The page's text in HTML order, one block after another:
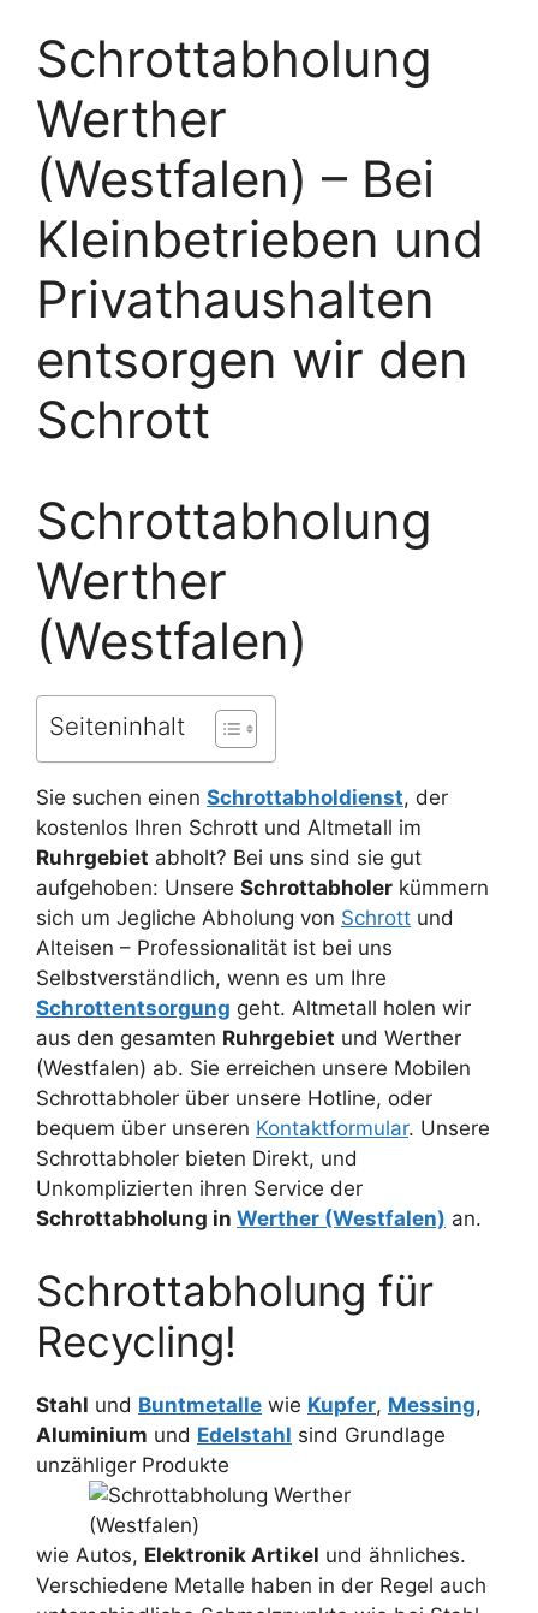
Schrottabholung
Werther
(Westfalen) – Bei
Kleinbetrieben und
Privathaushalten
entsorgen wir den
Schrott
Schrottabholung
Werther
(Westfalen)
Seiteninhalt
Sie suchen einen Schrottabholdienst, der
kostenlos Ihren Schrott und Altmetall im
Ruhrgebiet abholt? Bei uns sind sie gut
aufgehoben: Unsere Schrottabholer kümmern
sich um Jegliche Abholung von Schrott und
Alteisen – Professionalität ist bei uns
Selbstverständlich, wenn es um Ihre
Schrottentsorgung geht. Altmetall holen wir
aus den gesamten Ruhrgebiet und Werther
(Westfalen) ab. Sie erreichen unsere Mobilen
Schrottabholer über unsere Hotline, oder
bequem über unseren Kontaktformular. Unsere
Schrottabholer bieten Direkt, und
Unkomplizierten ihren Service der
Schrottabholung in Werther (Westfalen) an.
Schrottabholung für
Recycling!
Stahl und Buntmetalle wie Kupfer, Messing,
Aluminium und Edelstahl sind Grundlage
unzähliger Produkte
wie Autos, Elektronik Artikel und ähnliches.
Verschiedene Metalle haben in der Regel auch